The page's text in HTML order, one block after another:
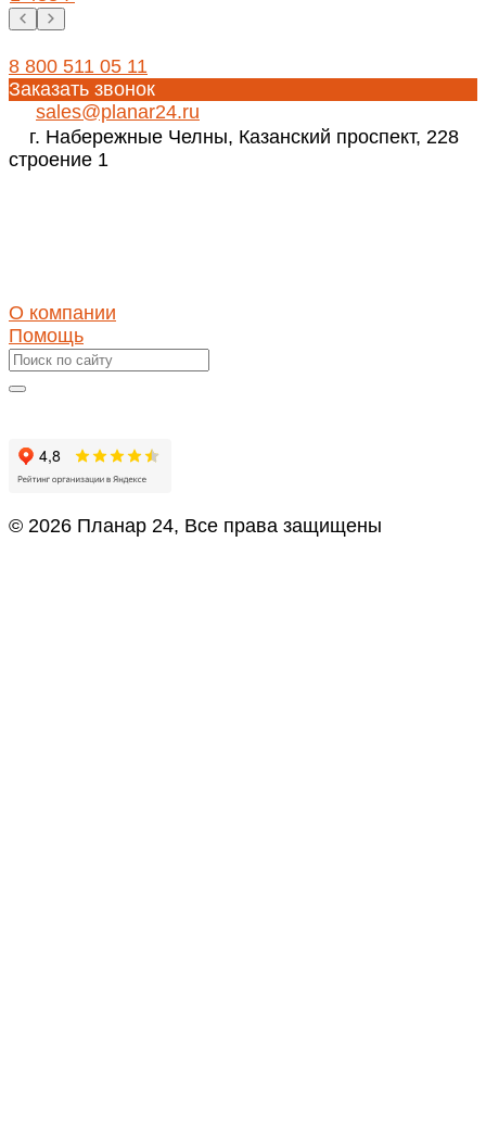
8 800 511 05 11
Заказать звонок
sales@planar24.ru
г. Набережные Челны, Казанский проспект, 228
строение 1
О компании
Помощь
© 2026 Планар 24, Все права защищены